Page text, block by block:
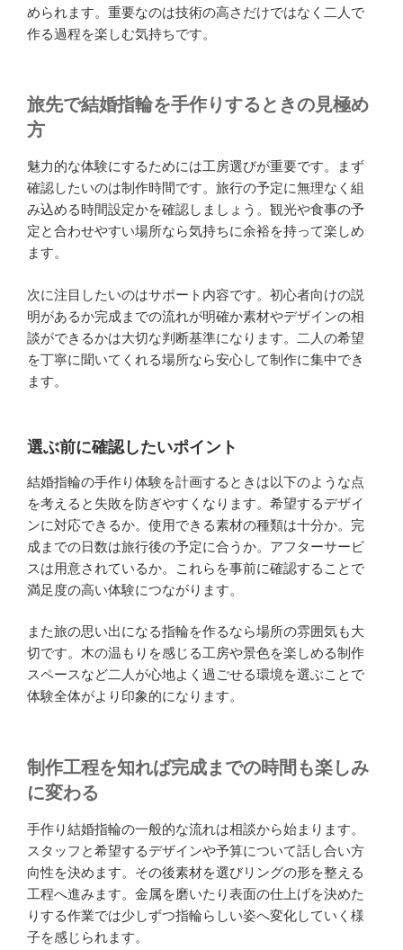
められます。重要なのは技術の高さだけではなく二人で
作る過程を楽しむ気持ちです。
旅先で結婚指輪を手作りするときの見極め
方
魅力的な体験にするためには工房選びが重要です。まず
確認したいのは制作時間です。旅行の予定に無理なく組
み込める時間設定かを確認しましょう。観光や食事の予
定と合わせやすい場所なら気持ちに余裕を持って楽しめ
ます。
次に注目したいのはサポート内容です。初心者向けの説
明があるか完成までの流れが明確か素材やデザインの相
談ができるかは大切な判断基準になります。二人の希望
を丁寧に聞いてくれる場所なら安心して制作に集中でき
ます。
選ぶ前に確認したいポイント
結婚指輪の手作り体験を計画するときは以下のような点
を考えると失敗を防ぎやすくなります。希望するデザイ
ンに対応できるか。使用できる素材の種類は十分か。完
成までの日数は旅行後の予定に合うか。アフターサービ
スは用意されているか。これらを事前に確認することで
満足度の高い体験につながります。
また旅の思い出になる指輪を作るなら場所の雰囲気も大
切です。木の温もりを感じる工房や景色を楽しめる制作
スペースなど二人が心地よく過ごせる環境を選ぶことで
体験全体がより印象的になります。
制作工程を知れば完成までの時間も楽しみ
に変わる
手作り結婚指輪の一般的な流れは相談から始まります。
スタッフと希望するデザインや予算について話し合い方
向性を決めます。その後素材を選びリングの形を整える
工程へ進みます。金属を磨いたり表面の仕上げを決めた
りする作業では少しずつ指輪らしい姿へ変化していく様
子を感じられます。